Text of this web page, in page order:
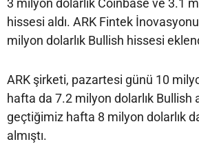
3 milyon dolarlık Coinbase ve 3.1
hissesi aldı. ARK Fintek İnovasyonu
milyon dolarlık Bullish hissesi
ARK şirketi, pazartesi günü 10
hafta da 7.2 milyon dolarlık Bullish
geçtiğimiz hafta 8 milyon dolarlık
almıştı.